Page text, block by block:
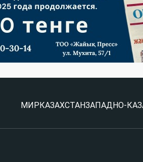
МИР КАЗАХСТАНЗАПАДНО-